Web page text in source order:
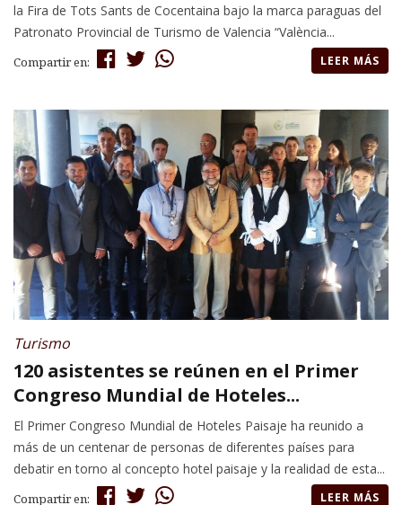
la Fira de Tots Sants de Cocentaina bajo la marca paraguas del
Patronato Provincial de Turismo de Valencia “València...
Compartir en: LEER MÁS
Turismo
120 asistentes se reúnen en el Primer
Congreso Mundial de Hoteles...
El Primer Congreso Mundial de Hoteles Paisaje ha reunido a
más de un centenar de personas de diferentes países para
debatir en torno al concepto hotel paisaje y la realidad de esta...
Compartir en: LEER MÁS